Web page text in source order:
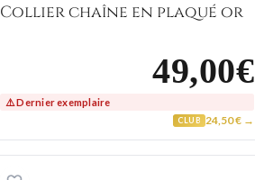
Collier chaîne en plaqué or
49,00€
⚠️ Dernier exemplaire
CLUB 24,50 € →